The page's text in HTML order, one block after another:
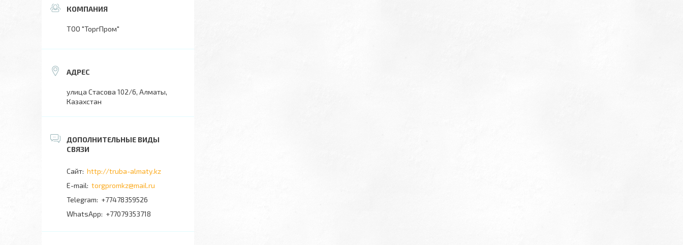
ТОО "ТоргПром"
улица Стасова 102/6, Алматы,
Казахстан
http://truba-almaty.kz
torgpromkz@mail.ru
+77478359526
+77079353718